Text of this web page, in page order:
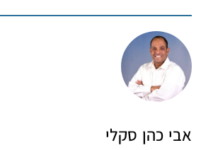
אבי כהן סקלי